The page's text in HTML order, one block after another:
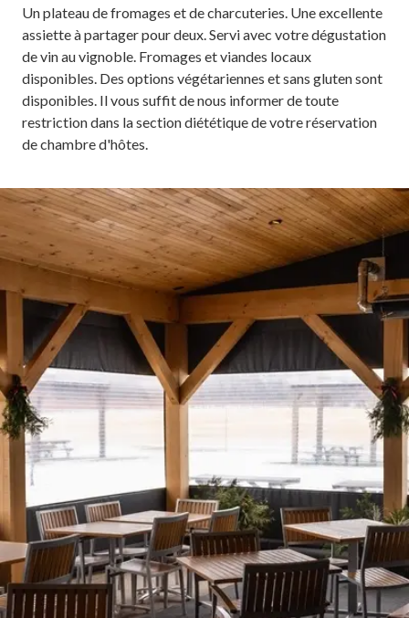
Un plateau de fromages et de charcuteries. Une excellente
assiette à partager pour deux. Servi avec votre dégustation
de vin au vignoble. Fromages et viandes locaux
disponibles. Des options végétariennes et sans gluten sont
disponibles. Il vous suffit de nous informer de toute
restriction dans la section diététique de votre réservation
de chambre d'hôtes.